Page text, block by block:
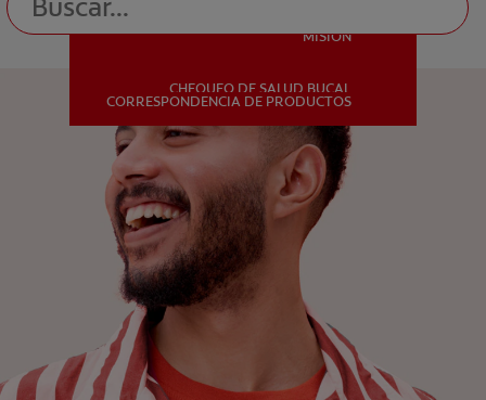
CHEQUEO DE SALUD BUCAL
CORRESPONDENCIA DE PRODUCTOS
PARA PROFESIONALES
DONDE COMPRAR
MISIÓN
CHEQUEO DE SALUD BUCAL
CORRESPONDENCIA DE PRODUCTOS